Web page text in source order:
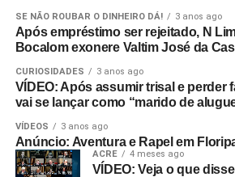
SE NÃO ROUBAR O DINHEIRO DÁ! 3 anos ago
Após empréstimo ser rejeitado, N
Bocalom exonere Valtim José da
CURIOSIDADES 3 anos ago
VÍDEO: Após assumir trisal e perder
vai se lançar como “marido de
VÍDEOS 3 anos ago
Anúncio: Aventura e Rapel em
ACRE 4 meses ago
VÍDEO: Veja o que